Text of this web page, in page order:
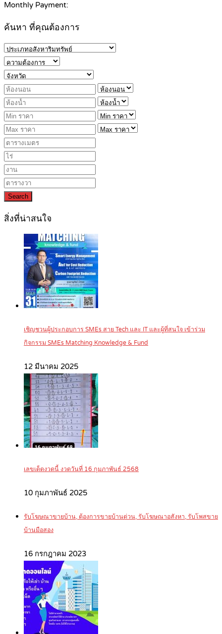
Monthly Payment:
ค้นหา ที่คุณต้องการ
Search
สิ่งที่น่าสนใจ
เชิญชวนผู้ประกอบการ SMEs สาย Tech และ IT และผู้ที่สนใจ เข้าร่วม
กิจกรรม SMEs Matching Knowledge & Fund
12 มีนาคม 2025
เลขเด็ดงวดนี้ งวดวันที่ 16 กุมภาพันธ์ 2568
10 กุมภาพันธ์ 2025
รับโฆษณาขายบ้าน, ต้องการขายบ้านด่วน, รับโฆษณาอสังหา, รับโพสขาย
บ้านมือสอง
16 กรกฎาคม 2023